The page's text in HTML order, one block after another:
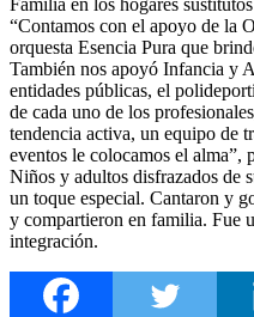
“Contamos con el apoyo de la
orquesta Esencia Pura que
También nos apoyó Infancia y
entidades públicas, el
de cada uno de los
tendencia activa, un equipo de
eventos le colocamos el alma”,
Niños y adultos disfrazados de
un toque especial. Cantaron y
y compartieron en familia. Fue
integración.